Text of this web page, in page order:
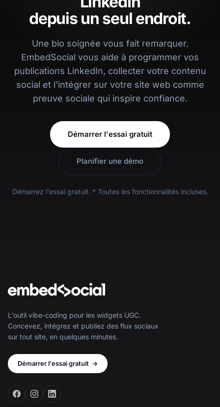
depuis un seul endroit.
Une bio soignée vous fait remarquer.
EmbedSocial vous aide à programmer vos
publications LinkedIn, collecter votre contenu
social et l'intégrer sur votre site web comme
preuve sociale qui inspire confiance.
Démarrer l'essai gratuit
Planifier une démo
Démarrez l'essai gratuit. * Toutes les fonctionnalités incluses.
L'outil vibe-coding pour les widgets UGC.
Concevez, intégrez et publiez des flux sociaux
sur tout site, en quelques minutes.
Démarrer l'essai gratuit →